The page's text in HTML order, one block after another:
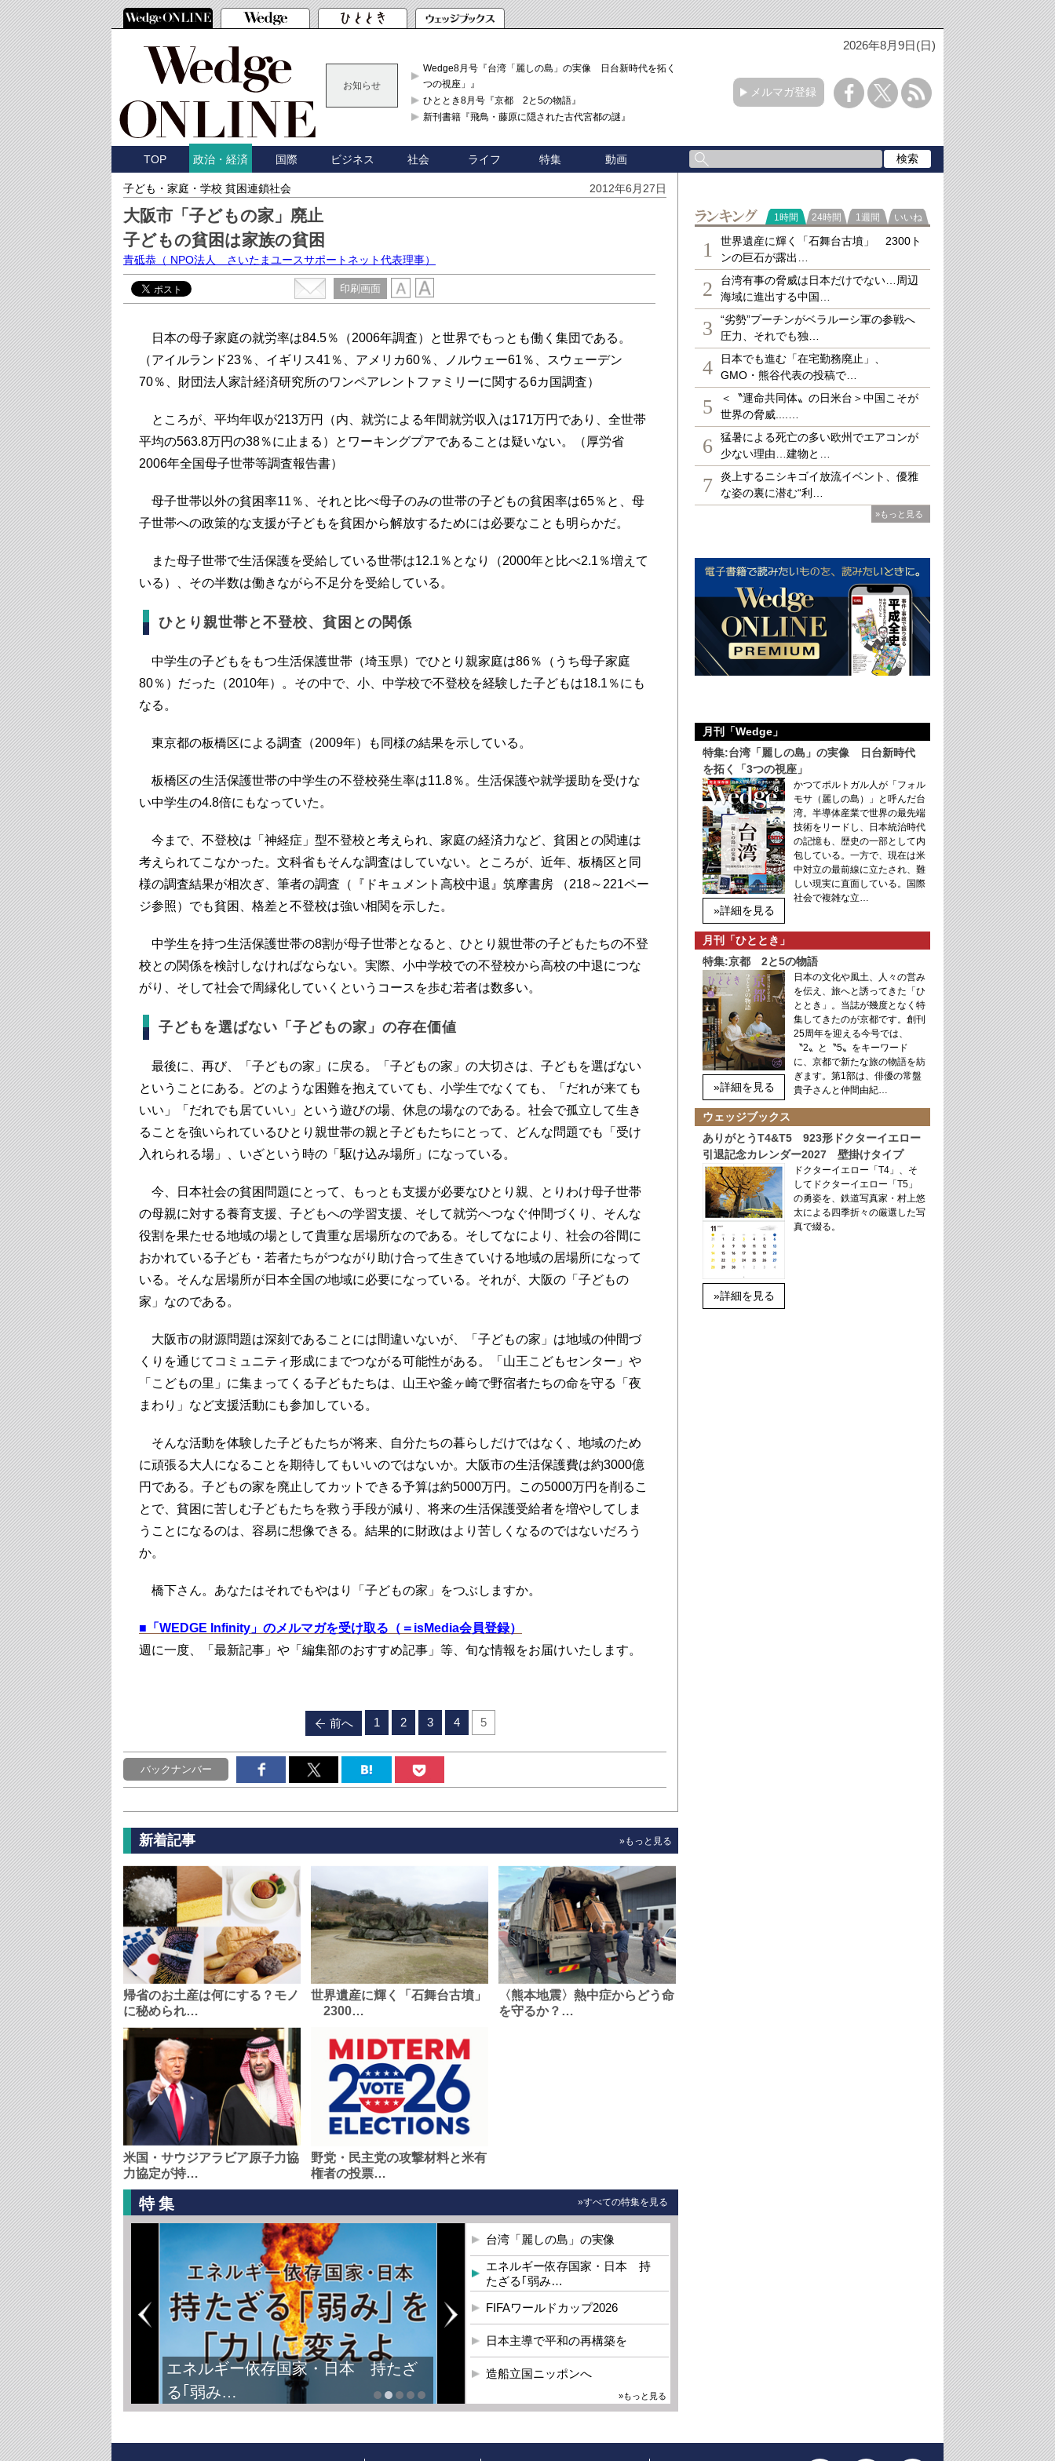
2026年8月9日(日)
お知らせ
Wedge8月号『台湾「麗しの島」の実像 日台新時代を拓く「3
つの視座」』
ひととき8月号『京都 2と5の物語』
新刊書籍『飛鳥・藤原に隠された古代宮都の謎』
メルマガ登録
TOP 政治・経済 国際 ビジネス 社会 ライフ 特集 動画
子ども・家庭・学校 貧困連鎖社会 2012年6月27日
大阪市「子どもの家」廃止
子どもの貧困は家族の貧困
青砥恭 （ NPO法人 さいたまユースサポートネット代表理事）
印刷画面
日本の母子家庭の就労率は84.5％（2006年調査）と世界でもっとも働く集団である。
（アイルランド23％、イギリス41％、アメリカ60％、ノルウェー61％、スウェーデン
70％、財団法人家計経済研究所のワンペアレントファミリーに関する6カ国調査）
ところが、平均年収が213万円（内、就労による年間就労収入は171万円であり、全世帯
平均の563.8万円の38％に止まる）とワーキングプアであることは疑いない。（厚労省
2006年全国母子世帯等調査報告書）
母子世帯以外の貧困率11％、それと比べ母子のみの世帯の子どもの貧困率は65％と、母
子世帯への政策的な支援が子どもを貧困から解放するためには必要なことも明らかだ。
また母子世帯で生活保護を受給している世帯は12.1％となり（2000年と比べ2.1％増えて
いる）、その半数は働きながら不足分を受給している。
ひとり親世帯と不登校、貧困との関係
中学生の子どもをもつ生活保護世帯（埼玉県）でひとり親家庭は86％（うち母子家庭
80％）だった（2010年）。その中で、小、中学校で不登校を経験した子どもは18.1％にも
なる。
東京都の板橋区による調査（2009年）も同様の結果を示している。
板橋区の生活保護世帯の中学生の不登校発生率は11.8％。生活保護や就学援助を受けな
い中学生の4.8倍にもなっていた。
今まで、不登校は「神経症」型不登校と考えられ、家庭の経済力など、貧困との関連は
考えられてこなかった。文科省もそんな調査はしていない。ところが、近年、板橋区と同
様の調査結果が相次ぎ、筆者の調査（『ドキュメント高校中退』筑摩書房 （218～221ペー
ジ参照）でも貧困、格差と不登校は強い相関を示した。
中学生を持つ生活保護世帯の8割が母子世帯となると、ひとり親世帯の子どもたちの不登
校との関係を検討しなければならない。実際、小中学校での不登校から高校の中退につな
がり、そして社会で周縁化していくというコースを歩む若者は数多い。
子どもを選ばない「子どもの家」の存在価値
最後に、再び、「子どもの家」に戻る。「子どもの家」の大切さは、子どもを選ばない
ということにある。どのような困難を抱えていても、小学生でなくても、「だれが来ても
いい」「だれでも居ていい」という遊びの場、休息の場なのである。社会で孤立して生き
ることを強いられているひとり親世帯の親と子どもたちにとって、どんな問題でも「受け
入れられる場」、いざという時の「駆け込み場所」になっている。
今、日本社会の貧困問題にとって、もっとも支援が必要なひとり親、とりわけ母子世帯
の母親に対する養育支援、子どもへの学習支援、そして就労へつなぐ仲間づくり、そんな
役割を果たせる地域の場として貴重な居場所なのである。そしてなにより、社会の谷間に
おかれている子ども・若者たちがつながり助け合って生きていける地域の居場所になって
いる。そんな居場所が日本全国の地域に必要になっている。それが、大阪の「子どもの
家」なのである。
大阪市の財源問題は深刻であることには間違いないが、「子どもの家」は地域の仲間づ
くりを通じてコミュニティ形成にまでつながる可能性がある。「山王こどもセンター」や
「こどもの里」に集まってくる子どもたちは、山王や釜ヶ崎で野宿者たちの命を守る「夜
まわり」など支援活動にも参加している。
そんな活動を体験した子どもたちが将来、自分たちの暮らしだけではなく、地域のため
に頑張る大人になることを期待してもいいのではないか。大阪市の生活保護費は約3000億
円である。子どもの家を廃止してカットできる予算は約5000万円。この5000万円を削るこ
とで、貧困に苦しむ子どもたちを救う手段が減り、将来の生活保護受給者を増やしてしま
うことになるのは、容易に想像できる。結果的に財政はより苦しくなるのではないだろう
か。
橋下さん。あなたはそれでもやはり「子どもの家」をつぶしますか。
■ 「WEDGE Infinity」のメルマガを受け取る（＝isMedia会員登録）
週に一度、「最新記事」や「編集部のおすすめ記事」等、旬な情報をお届けいたします。
前へ 1 2 3 4 5
バックナンバー
新着記事 »もっと見る
帰省のお土産は何にする？モノ
に秘められ…
世界遺産に輝く「石舞台古墳」
2300…
〈熊本地震〉熱中症からどう命
を守るか？…
米国・サウジアラビア原子力協
力協定が持…
野党・民主党の攻撃材料と米有
権者の投票…
特集 »すべての特集を見る
エネルギー依存国家・日本 持たざ
る｢弱み…
台湾「麗しの島」の実像
エネルギー依存国家・日本 持
たざる｢弱み…
FIFAワールドカップ2026
日本主導で平和の再構築を
造船立国ニッポンへ
»もっと見る
ランキング
1時間 24時間 1週間 いいね
1
世界遺産に輝く「石舞台古墳」 2300ト
ンの巨石が露出…
2
台湾有事の脅威は日本だけでない…周辺
海域に進出する中国…
3
“劣勢”プーチンがベラルーシ軍の参戦へ
圧力、それでも独…
4
日本でも進む「在宅勤務廃止」、
GMO・熊谷代表の投稿で…
5
＜〝運命共同体〟の日米台＞中国こそが
世界の脅威....…
6
猛暑による死亡の多い欧州でエアコンが
少ない理由…建物と…
7
炎上するニシキゴイ放流イベント、優雅
な姿の裏に潜む“利…
»もっと見る
月刊「Wedge」
特集:台湾「麗しの島」の実像 日台新時代
を拓く「3つの視座」
»詳細を見る
かつてポルトガル人が「フォル
モサ（麗しの島）」と呼んだ台
湾。半導体産業で世界の最先端
技術をリードし、日本統治時代
の記憶も、歴史の一部として内
包している。一方で、現在は米
中対立の最前線に立たされ、難
しい現実に直面している。国際
社会で複雑な立…
月刊「ひととき」
特集:京都 2と5の物語
»詳細を見る
日本の文化や風土、人々の営み
を伝え、旅へと誘ってきた「ひ
ととき」。当誌が幾度となく特
集してきたのが京都です。創刊
25周年を迎える今号では、
〝2〟と〝5〟をキーワード
に、京都で新たな旅の物語を紡
ぎます。第1部は、俳優の常盤
貴子さんと仲間由紀…
ウェッジブックス
ありがとうT4&T5 923形ドクターイエロー
引退記念カレンダー2027 壁掛けタイプ
»詳細を見る
ドクターイエロー「T4」、そ
してドクターイエロー「T5」
の勇姿を、鉄道写真家・村上悠
太による四季折々の厳選した写
真で綴る。